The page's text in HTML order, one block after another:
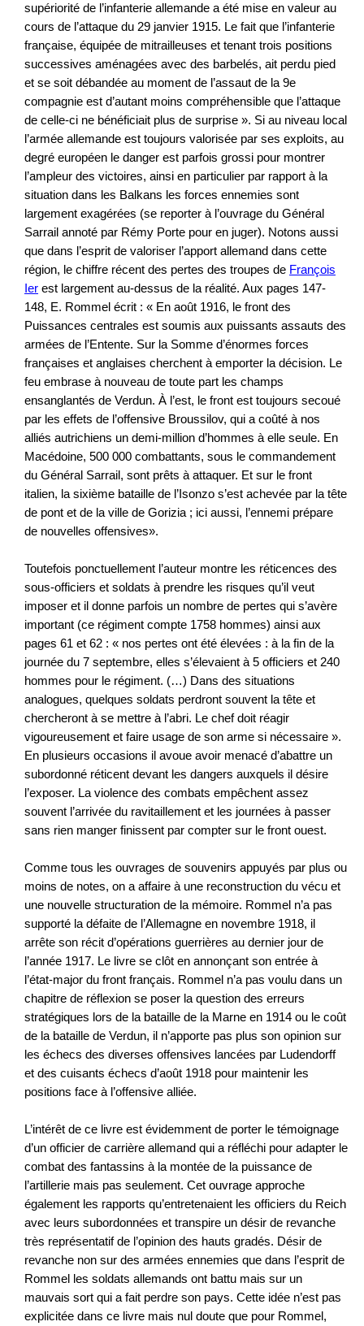
supériorité de l’infanterie allemande a été mise en valeur au
cours de l’attaque du 29 janvier 1915. Le fait que l’infanterie
française, équipée de mitrailleuses et tenant trois positions
successives aménagées avec des barbelés, ait perdu pied
et se soit débandée au moment de l’assaut de la 9e
compagnie est d’autant moins compréhensible que l’attaque
de celle-ci ne bénéficiait plus de surprise ». Si au niveau local
l’armée allemande est toujours valorisée par ses exploits, au
degré européen le danger est parfois grossi pour montrer
l’ampleur des victoires, ainsi en particulier par rapport à la
situation dans les Balkans les forces ennemies sont
largement exagérées (se reporter à l’ouvrage du Général
Sarrail annoté par Rémy Porte pour en juger). Notons aussi
que dans l’esprit de valoriser l’apport allemand dans cette
région, le chiffre récent des pertes des troupes de François
Ier est largement au-dessus de la réalité. Aux pages 147-
148, E. Rommel écrit : « En août 1916, le front des
Puissances centrales est soumis aux puissants assauts des
armées de l’Entente. Sur la Somme d’énormes forces
françaises et anglaises cherchent à emporter la décision. Le
feu embrase à nouveau de toute part les champs
ensanglantés de Verdun. À l’est, le front est toujours secoué
par les effets de l’offensive Broussilov, qui a coûté à nos
alliés autrichiens un demi-million d’hommes à elle seule. En
Macédoine, 500 000 combattants, sous le commandement
du Général Sarrail, sont prêts à attaquer. Et sur le front
italien, la sixième bataille de l’Isonzo s’est achevée par la tête
de pont et de la ville de Gorizia ; ici aussi, l’ennemi prépare
de nouvelles offensives».
Toutefois ponctuellement l’auteur montre les réticences des
sous-officiers et soldats à prendre les risques qu’il veut
imposer et il donne parfois un nombre de pertes qui s’avère
important (ce régiment compte 1758 hommes) ainsi aux
pages 61 et 62 : « nos pertes ont été élevées : à la fin de la
journée du 7 septembre, elles s’élevaient à 5 officiers et 240
hommes pour le régiment. (…) Dans des situations
analogues, quelques soldats perdront souvent la tête et
chercheront à se mettre à l’abri. Le chef doit réagir
vigoureusement et faire usage de son arme si nécessaire ».
En plusieurs occasions il avoue avoir menacé d’abattre un
subordonné réticent devant les dangers auxquels il désire
l’exposer. La violence des combats empêchent assez
souvent l’arrivée du ravitaillement et les journées à passer
sans rien manger finissent par compter sur le front ouest.
Comme tous les ouvrages de souvenirs appuyés par plus ou
moins de notes, on a affaire à une reconstruction du vécu et
une nouvelle structuration de la mémoire. Rommel n’a pas
supporté la défaite de l’Allemagne en novembre 1918, il
arrête son récit d’opérations guerrières au dernier jour de
l’année 1917. Le livre se clôt en annonçant son entrée à
l’état-major du front français. Rommel n’a pas voulu dans un
chapitre de réflexion se poser la question des erreurs
stratégiques lors de la bataille de la Marne en 1914 ou le coût
de la bataille de Verdun, il n’apporte pas plus son opinion sur
les échecs des diverses offensives lancées par Ludendorff
et des cuisants échecs d’août 1918 pour maintenir les
positions face à l’offensive alliée.
L’intérêt de ce livre est évidemment de porter le témoignage
d’un officier de carrière allemand qui a réfléchi pour adapter le
combat des fantassins à la montée de la puissance de
l’artillerie mais pas seulement. Cet ouvrage approche
également les rapports qu’entretenaient les officiers du Reich
avec leurs subordonnées et transpire un désir de revanche
très représentatif de l’opinion des hauts gradés. Désir de
revanche non sur des armées ennemies que dans l’esprit de
Rommel les soldats allemands ont battu mais sur un
mauvais sort qui a fait perdre son pays. Cette idée n’est pas
explicitée dans ce livre mais nul doute que pour Rommel,